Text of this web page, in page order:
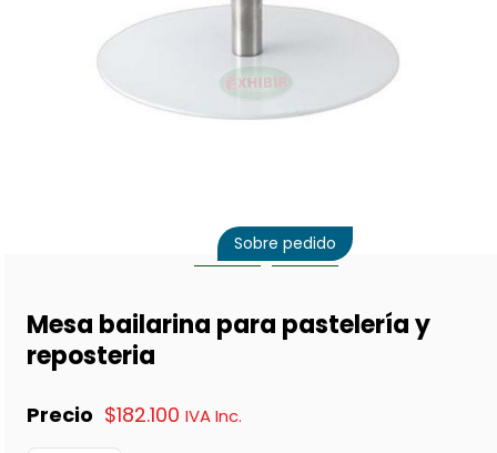
Mesa bailarina para pastelería y
reposteria
$182.100 IVA Inc.
Sobre pedido